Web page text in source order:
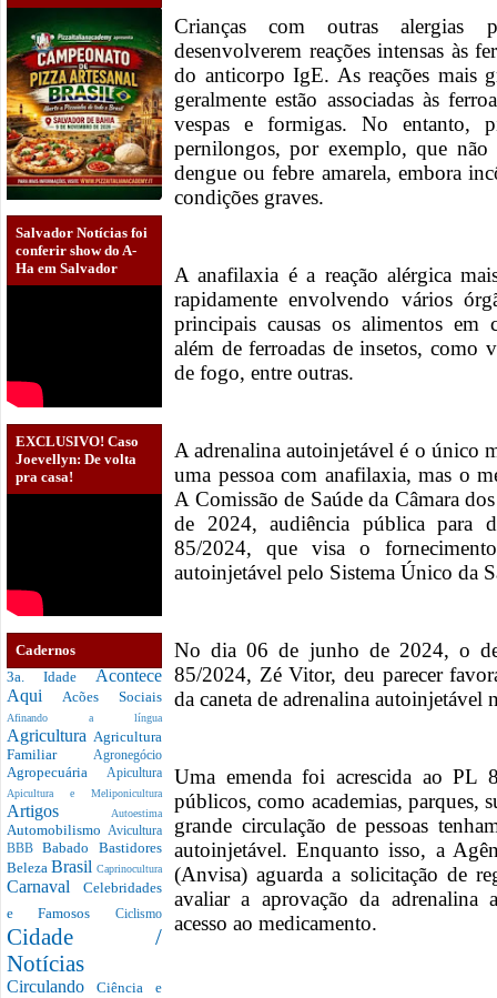
Salvador Notícias foi
conferir show do A-
Ha em Salvador
EXCLUSIVO! Caso
Joevellyn: De volta
pra casa!
Cadernos
3a. Idade Acontece
Aqui Acões Sociais
Afinando a língua
Agricultura Agricultura
Familiar Agronegócio
Agropecuária Apicultura
Apicultura e Meliponicultura
Artigos Autoestima
Automobilismo Avicultura
BBBBabado Bastidores
Beleza Brasil Caprinocultura
Carnaval Celebridades
e Famosos Ciclismo
Cidade /
Notícias
CirculandoCiência e
Crianças com outras alergias
desenvolverem reações intensas às
do anticorpo IgE. As reações mais
geralmente estão associadas às
vespas e formigas. No entanto,
pernilongos, por exemplo, que não
dengue ou febre amarela, embora
condições graves.
A anafilaxia é a reação alérgica
rapidamente envolvendo vários
principais causas os alimentos em
além de ferroadas de insetos, como
de fogo, entre outras.
A adrenalina autoinjetável é o único
uma pessoa com anafilaxia, mas o
A Comissão de Saúde da Câmara
de 2024, audiência pública para
85/2024, que visa o
autoinjetável pelo Sistema Único da
No dia 06 de junho de 2024, o
85/2024, Zé Vitor, deu parecer
da caneta de adrenalina autoinjetável
Uma emenda foi acrescida ao PL
públicos, como academias, parques,
grande circulação de pessoas
autoinjetável. Enquanto isso, a
(Anvisa) aguarda a solicitação de
avaliar a aprovação da adrenalina
acesso ao medicamento.